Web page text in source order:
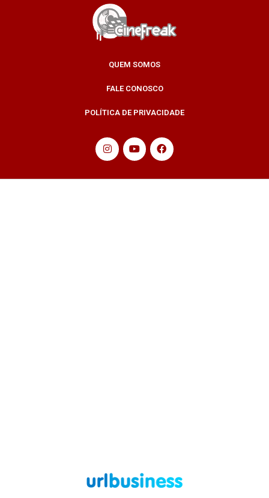
QUEM SOMOS
FALE CONOSCO
POLÍTICA DE PRIVACIDADE